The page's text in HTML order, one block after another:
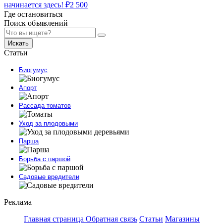
начинается здесь! ₽2 500
Где остановиться
Поиск объявлений
Искать
Статьи
Биогумус
Апорт
Рассада томатов
Уход за плодовыми
Парша
Борьба с паршой
Садовые вредители
Реклама
Главная страница Обратная связь Статьи Магазины